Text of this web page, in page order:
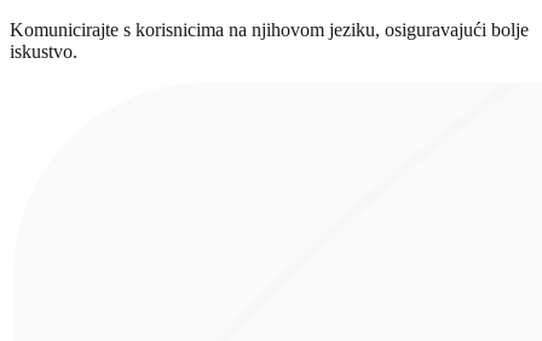
Komunicirajte s korisnicima na njihovom jeziku, osiguravajući bolje
iskustvo.